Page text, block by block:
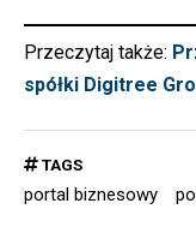
Przeczytaj także:
spółki Digitree
TAGS
portal biznesowy